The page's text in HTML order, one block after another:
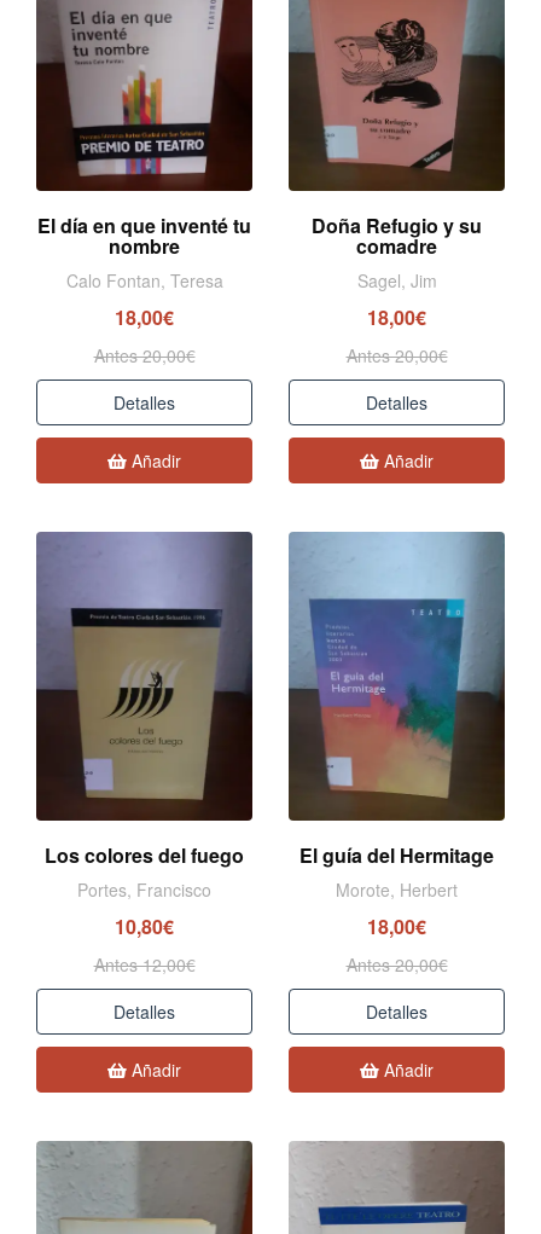
El día en que inventé tu
nombre
Calo Fontan, Teresa
18,00€
Antes 20,00€
Detalles
Añadir
Doña Refugio y su
comadre
Sagel, Jim
18,00€
Antes 20,00€
Detalles
Añadir
Los colores del fuego
Portes, Francisco
10,80€
Antes 12,00€
Detalles
Añadir
El guía del Hermitage
Morote, Herbert
18,00€
Antes 20,00€
Detalles
Añadir